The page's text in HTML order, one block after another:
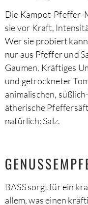
Die Kampot-Pfeffer-
sie vor Kraft,
Wer sie probiert
nur aus Pfeffer und
Gaumen. Kräftiges
und getrockneter
animalischen,
ätherische
natürlich: Salz.
BASS sorgt für ein
allem, was einen